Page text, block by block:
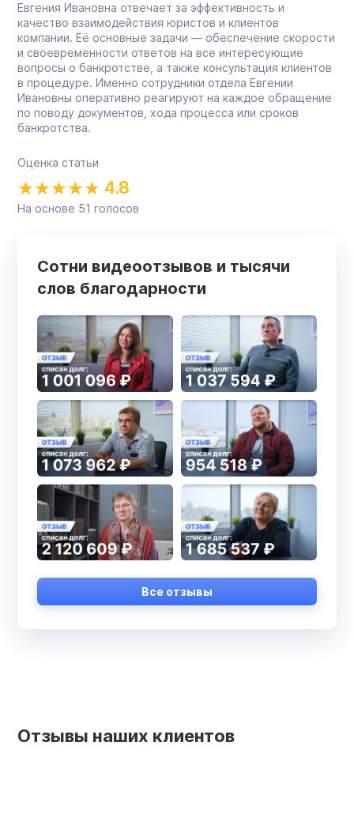
Евгения Ивановна отвечает за эффективность и
качество взаимодействия юристов и клиентов
компании. Её основные задачи — обеспечение скорости
и своевременности ответов на все интересующие
вопросы о банкротстве, а также консультация клиентов
в процедуре. Именно сотрудники отдела Евгении
Ивановны оперативно реагируют на каждое обращение
по поводу документов, хода процесса или сроков
банкротства.
Оценка статьи
4.8
На основе 51 голосов
Сотни видеоотзывов и тысячи
слов благодарности
Все отзывы
Отзывы наших клиентов